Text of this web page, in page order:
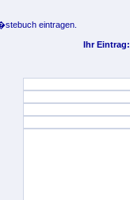
eintragen.
Ihr Eintrag: